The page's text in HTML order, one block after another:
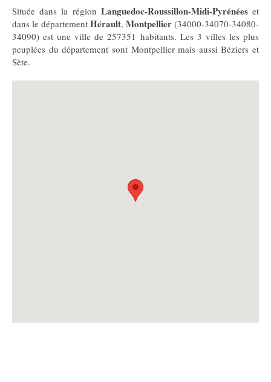
Située dans la région Languedoc-Roussillon-Midi-Pyrénéeset
dans le département Hérault, Montpellier (34000-34070-34080-
34090) est une ville de 257351 habitants. Les 3 villes les plus
peuplées du département sont Montpellier mais aussi Béziers et
Sète.